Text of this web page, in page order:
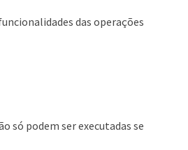
das operações
só podem ser executadas se